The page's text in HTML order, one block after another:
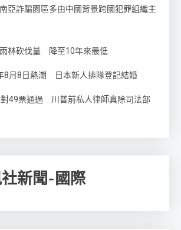
亞詐騙園區多由中國背景跨國犯罪組織主
林砍伐量 降至10年來最低
8月8日熱潮 日本新人排隊登記結婚
49票通過 川普前私人律師真除司法部
新聞-國際